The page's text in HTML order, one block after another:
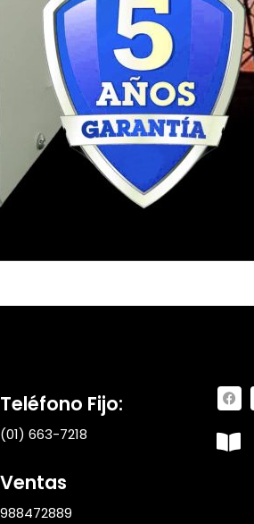
Teléfono Fijo:
(01) 663-7218
Ventas
988472889